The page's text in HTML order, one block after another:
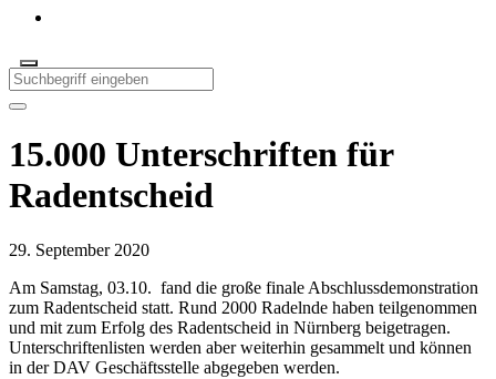
15.000 Unterschriften für
Radentscheid
29. September 2020
Am Samstag, 03.10. fand die große finale Abschlussdemonstration
zum Radentscheid statt. Rund 2000 Radelnde haben teilgenommen
und mit zum Erfolg des Radentscheid in Nürnberg beigetragen.
Unterschriftenlisten werden aber weiterhin gesammelt und können
in der DAV Geschäftsstelle abgegeben werden.